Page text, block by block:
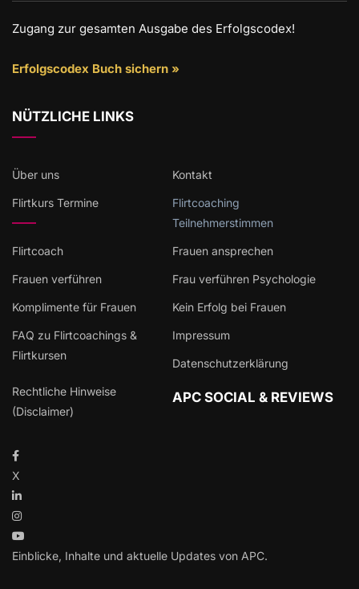
Zugang zur gesamten Ausgabe des Erfolgscodex!
Erfolgscodex Buch sichern »
NÜTZLICHE LINKS
Über uns Kontakt
Flirtkurs Termine
Flirtcoaching
Teilnehmerstimmen
Flirtcoach Frauen ansprechen
Frauen verführen Frau verführen Psychologie
Komplimente für Frauen Kein Erfolg bei Frauen
FAQ zu Flirtcoachings &
Flirtkursen
Impressum
Datenschutzerklärung
Rechtliche Hinweise
(Disclaimer)
APC SOCIAL & REVIEWS
X
Einblicke, Inhalte und aktuelle Updates von APC.